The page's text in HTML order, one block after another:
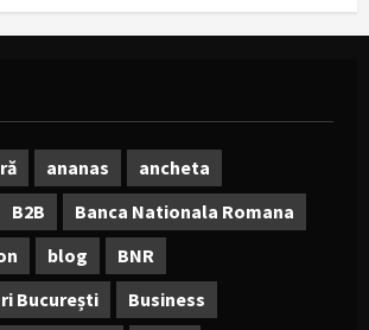
ananas
ancheta
B2B
Banca Nationala Romana
blog
BNR
București
Business